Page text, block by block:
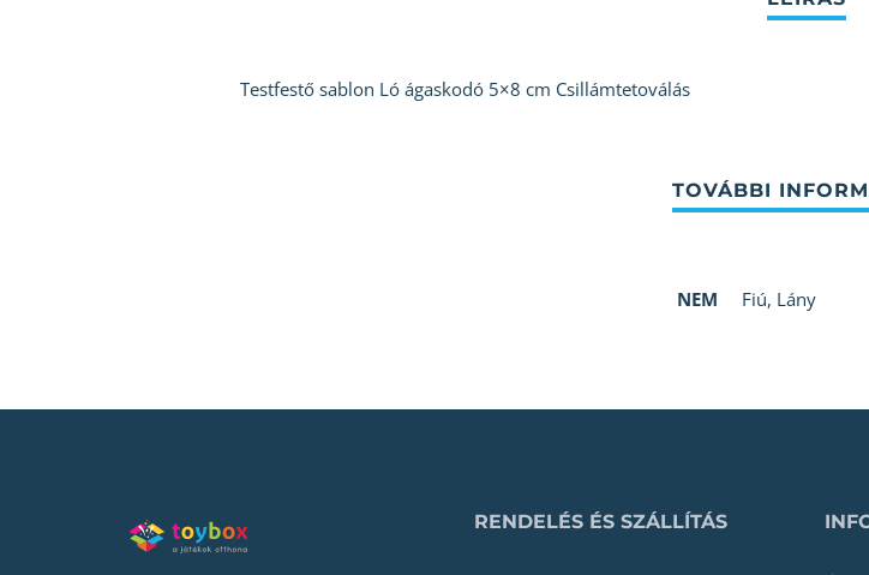
Testfestő sablon Ló ágaskodó 5×8 cm Csillámtetoválás
NEM Fiú, Lány
RENDELÉS ÉS SZÁLLÍTÁS